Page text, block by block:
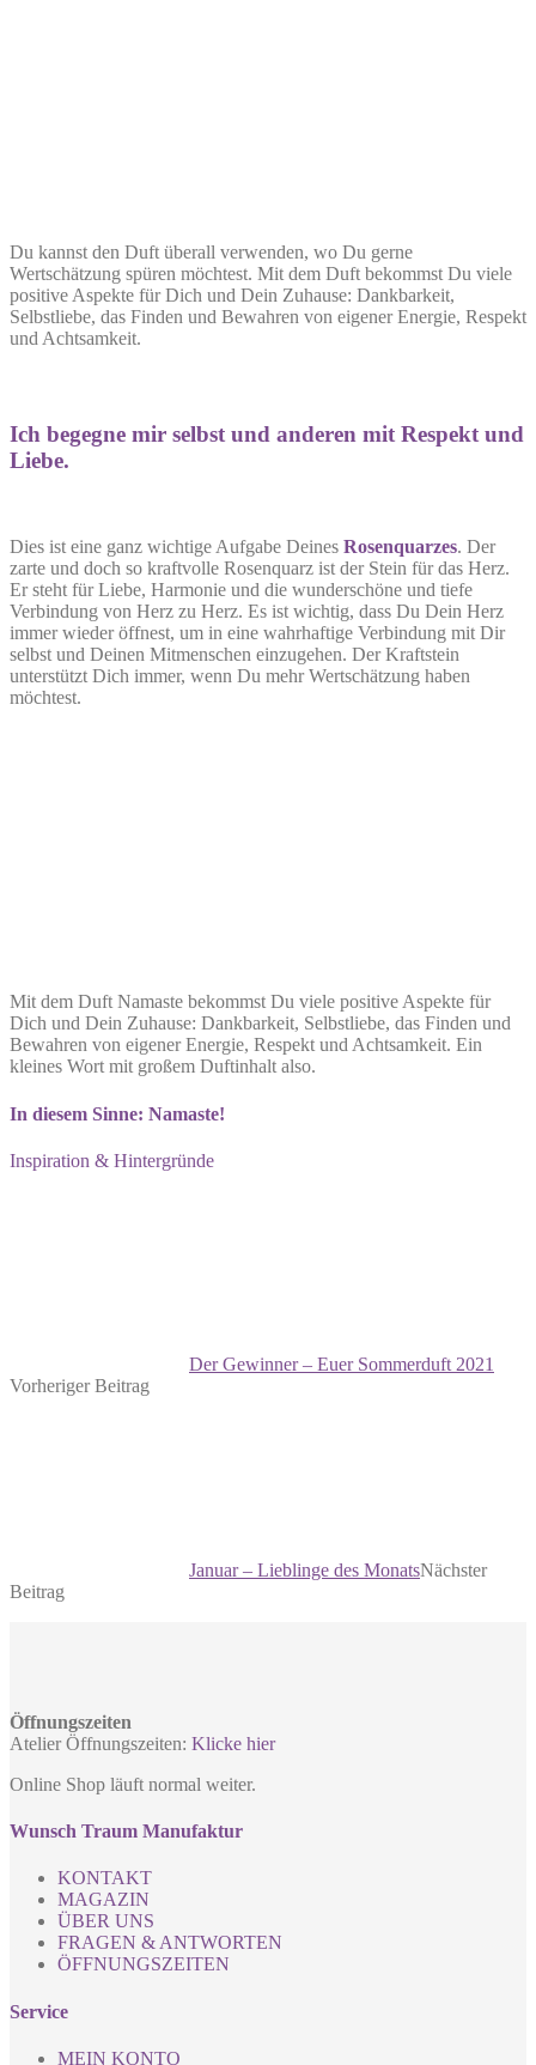
Du kannst den Duft überall verwenden, wo Du gerne
Wertschätzung spüren möchtest. Mit dem Duft bekommst Du viele
positive Aspekte für Dich und Dein Zuhause: Dankbarkeit,
Selbstliebe, das Finden und Bewahren von eigener Energie, Respekt
und Achtsamkeit.
Ich begegne mir selbst und anderen mit Respekt und
Liebe.
Dies ist eine ganz wichtige Aufgabe Deines Rosenquarzes. Der
zarte und doch so kraftvolle Rosenquarz ist der Stein für das Herz.
Er steht für Liebe, Harmonie und die wunderschöne und tiefe
Verbindung von Herz zu Herz. Es ist wichtig, dass Du Dein Herz
immer wieder öffnest, um in eine wahrhaftige Verbindung mit Dir
selbst und Deinen Mitmenschen einzugehen. Der Kraftstein
unterstützt Dich immer, wenn Du mehr Wertschätzung haben
möchtest.
Mit dem Duft Namaste bekommst Du viele positive Aspekte für
Dich und Dein Zuhause: Dankbarkeit, Selbstliebe, das Finden und
Bewahren von eigener Energie, Respekt und Achtsamkeit. Ein
kleines Wort mit großem Duftinhalt also.
In diesem Sinne: Namaste!
Inspiration & Hintergründe
Der Gewinner – Euer Sommerduft 2021
Vorheriger Beitrag
Januar – Lieblinge des MonatsNächster
Beitrag
Öffnungszeiten
Atelier Öffnungszeiten: Klicke hier
Online Shop läuft normal weiter.
Wunsch Traum Manufaktur
KONTAKT
MAGAZIN
ÜBER UNS
FRAGEN & ANTWORTEN
ÖFFNUNGSZEITEN
Service
MEIN KONTO